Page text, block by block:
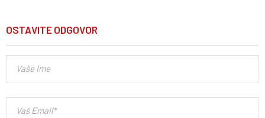
OSTAVITE ODGOVOR